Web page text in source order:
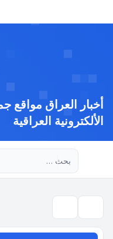
أخبار العراق مواقع
الألكترونية العراقية